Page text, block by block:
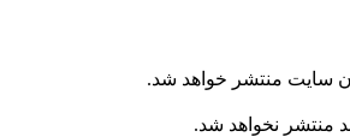
سایت منتشر خواهد شد.
منتشر نخواهد شد.